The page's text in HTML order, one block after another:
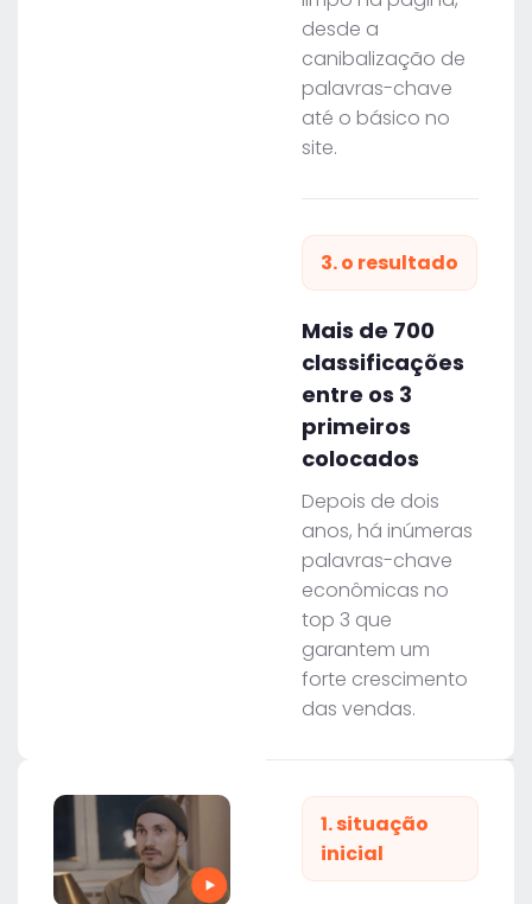
desde a
canibalização de
palavras-chave
até o básico no
site.
3. o resultado
Mais de 700
classificações
entre os 3
primeiros
colocados
Depois de dois
anos, há inúmeras
palavras-chave
econômicas no
top 3 que
garantem um
forte crescimento
das vendas.
1. situação
inicial